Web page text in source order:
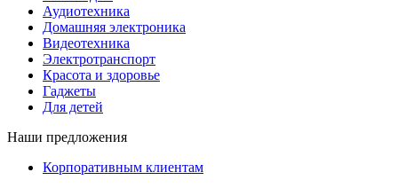
Аудиотехника
Домашняя электроника
Видеотехника
Электротранспорт
Красота и здоровье
Гаджеты
Для детей
Наши предложения
Корпоративным клиентам